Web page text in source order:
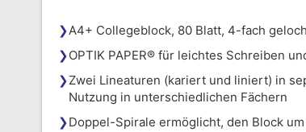
A4+ Collegeblock, 80 Blatt, 4-fach
OPTIK PAPER® für leichtes Schreiben
Zwei Lineaturen (kariert und liniert) in
Nutzung in unterschiedlichen Fächern
Doppel-Spirale ermöglicht, den Block